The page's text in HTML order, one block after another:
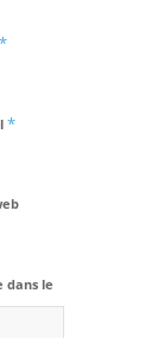
*
*
dans le